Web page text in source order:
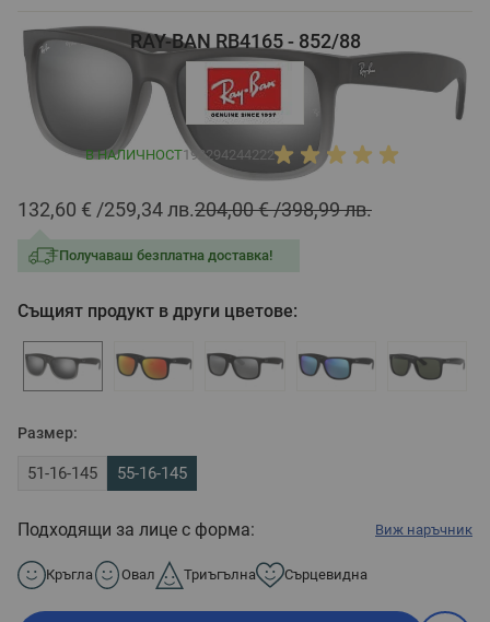
RAY-BAN RB4165 - 852/88
В НАЛИЧНОСТ192294244222
204,00 € 398,99 лв.
132,60 € 259,34 лв.
Получаваш безплатна доставка!
Същият продукт в други цветове:
Размер:
51-16-145 55-16-145
Подходящи за лице с форма: Виж наръчник
Кръгла Овал Триъгълна Сърцевидна